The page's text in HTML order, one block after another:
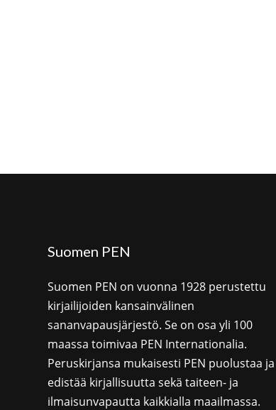
Suomen PEN
Suomen PEN on vuonna 1928 perustettu
kirjailijoiden kansainvälinen
sananvapausjärjestö. Se on osa yli 100
maassa toimivaa PEN Internationalia.
Peruskirjansa mukaisesti PEN puolustaa ja
edistää kirjallisuutta sekä taiteen- ja
ilmaisunvapautta kaikkialla maailmassa.